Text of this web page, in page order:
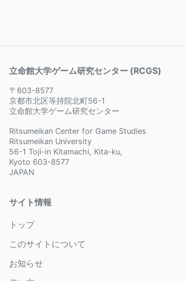
立命館大学ゲーム研究センター (RCGS)
〒603-8577
京都市北区等持院北町56-1
立命館大学ゲーム研究センター
Ritsumeikan Center for Game Studies
Ritsumeikan University
56-1 Toji-in Kitamachi, Kita-ku,
Kyoto 603-8577
JAPAN
サイト情報
トップ
このサイトについて
お知らせ